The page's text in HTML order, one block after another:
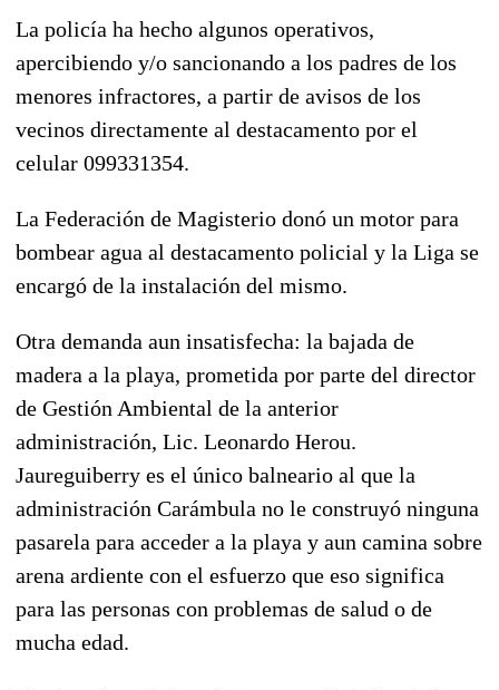
La policía ha hecho algunos operativos,
apercibiendo y/o sancionando a los padres de los
menores infractores, a partir de avisos de los
vecinos directamente al destacamento por el
celular 099331354.
La Federación de Magisterio donó un motor para
bombear agua al destacamento policial y la Liga se
encargó de la instalación del mismo.
Otra demanda aun insatisfecha: la bajada de
madera a la playa, prometida por parte del director
de Gestión Ambiental de la anterior
administración, Lic. Leonardo Herou.
Jaureguiberry es el único balneario al que la
administración Carámbula no le construyó ninguna
pasarela para acceder a la playa y aun camina sobre
arena ardiente con el esfuerzo que eso significa
para las personas con problemas de salud o de
mucha edad.